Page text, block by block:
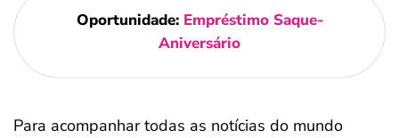
Oportunidade: Empréstimo Saque-
Aniversário
Para acompanhar todas as notícias do mundo